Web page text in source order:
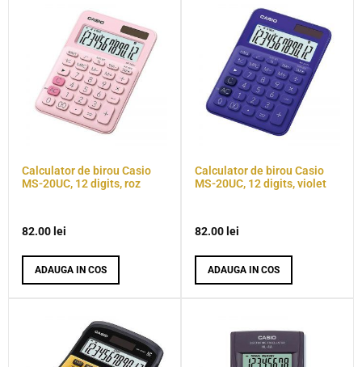
Calculator de birou Casio
MS-20UC, 12 digits, roz
82.00 lei
ADAUGA IN COS
Calculator de birou Casio
MS-20UC, 12 digits, violet
82.00 lei
ADAUGA IN COS